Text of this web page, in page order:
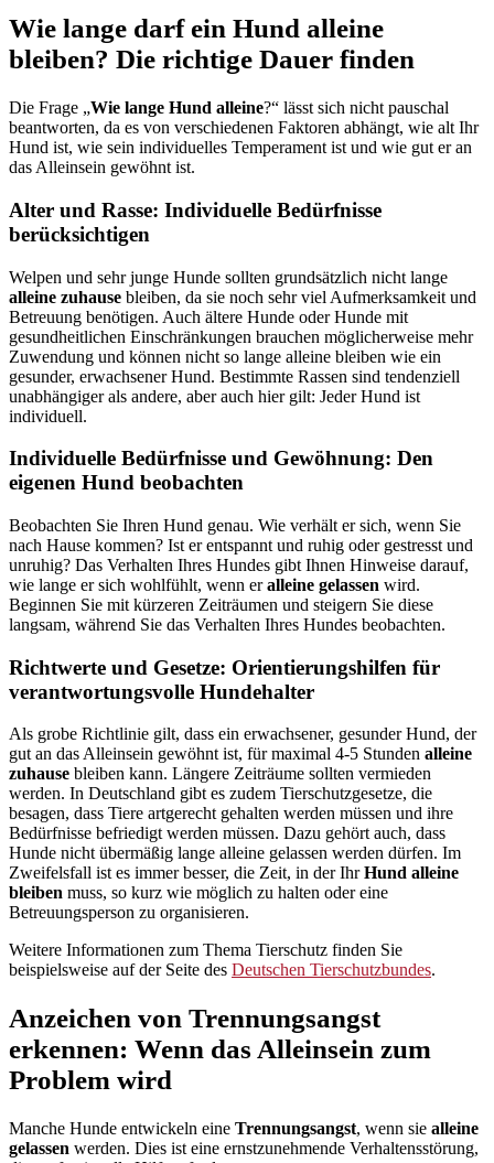
Wie lange darf ein Hund alleine
bleiben? Die richtige Dauer finden
Die Frage „Wie lange Hund alleine?“ lässt sich nicht pauschal
beantworten, da es von verschiedenen Faktoren abhängt, wie alt Ihr
Hund ist, wie sein individuelles Temperament ist und wie gut er an
das Alleinsein gewöhnt ist.
Alter und Rasse: Individuelle Bedürfnisse
berücksichtigen
Welpen und sehr junge Hunde sollten grundsätzlich nicht lange
alleine zuhause bleiben, da sie noch sehr viel Aufmerksamkeit und
Betreuung benötigen. Auch ältere Hunde oder Hunde mit
gesundheitlichen Einschränkungen brauchen möglicherweise mehr
Zuwendung und können nicht so lange alleine bleiben wie ein
gesunder, erwachsener Hund. Bestimmte Rassen sind tendenziell
unabhängiger als andere, aber auch hier gilt: Jeder Hund ist
individuell.
Individuelle Bedürfnisse und Gewöhnung: Den
eigenen Hund beobachten
Beobachten Sie Ihren Hund genau. Wie verhält er sich, wenn Sie
nach Hause kommen? Ist er entspannt und ruhig oder gestresst und
unruhig? Das Verhalten Ihres Hundes gibt Ihnen Hinweise darauf,
wie lange er sich wohlfühlt, wenn eralleine gelassen wird.
Beginnen Sie mit kürzeren Zeiträumen und steigern Sie diese
langsam, während Sie das Verhalten Ihres Hundes beobachten.
Richtwerte und Gesetze: Orientierungshilfen für
verantwortungsvolle Hundehalter
Als grobe Richtlinie gilt, dass ein erwachsener, gesunder Hund, der
gut an das Alleinsein gewöhnt ist, für maximal 4-5 Stunden alleine
zuhause bleiben kann. Längere Zeiträume sollten vermieden
werden. In Deutschland gibt es zudem Tierschutzgesetze, die
besagen, dass Tiere artgerecht gehalten werden müssen und ihre
Bedürfnisse befriedigt werden müssen. Dazu gehört auch, dass
Hunde nicht übermäßig lange alleine gelassen werden dürfen. Im
Zweifelsfall ist es immer besser, die Zeit, in der IhrHund alleine
bleiben muss, so kurz wie möglich zu halten oder eine
Betreuungsperson zu organisieren.
Weitere Informationen zum Thema Tierschutz finden Sie
beispielsweise auf der Seite des Deutschen Tierschutzbundes.
Anzeichen von Trennungsangst
erkennen: Wenn das Alleinsein zum
Problem wird
Manche Hunde entwickeln eine Trennungsangst, wenn sie alleine
gelassen werden. Dies ist eine ernstzunehmende Verhaltensstörung,